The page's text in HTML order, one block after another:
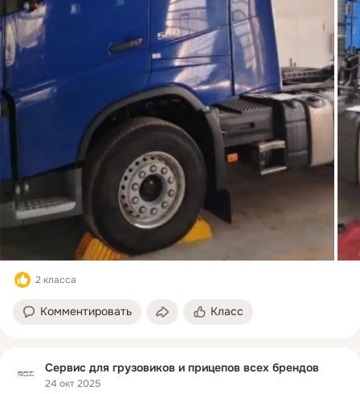
2 класса
Комментировать Класс
Сервис для грузовиков и прицепов всех брендов
24 окт 2025